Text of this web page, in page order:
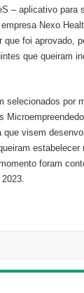
– aplicativo para
Nexo
foi aprovado,
que queiram
selecionados por
visem
estabelecer
foram